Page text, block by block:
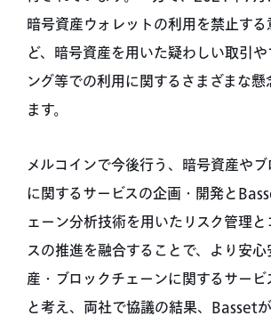
暗号資産ウォレットの利用を禁止す
ど、暗号資産を用いた疑わしい取引や
ング等での利用に関するさまざまな
ます。
メルコインで今後行う、暗号資産や
に関するサービスの企画・開発と
ェーン分析技術を用いたリスク管理
スの推進を融合することで、より安
産・ブロックチェーンに関するサービ
と考え、両社で協議の結果、Basset